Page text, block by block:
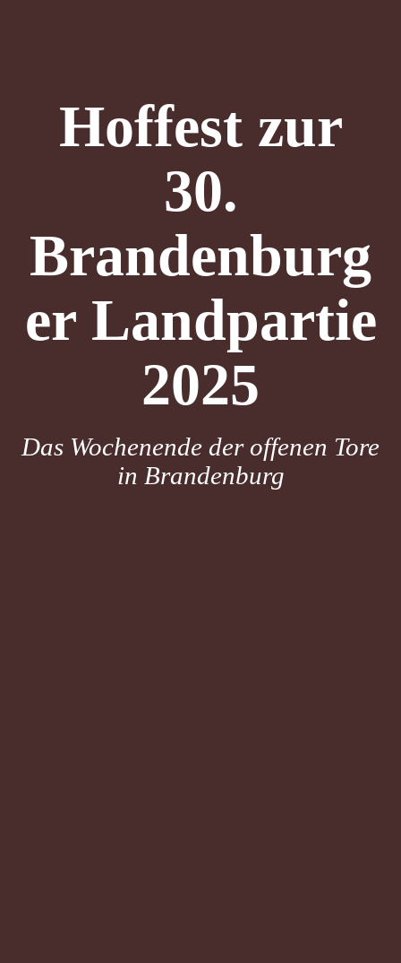
Hoffest zur
30.
Brandenburg
er Landpartie
2025
Das Wochenende der offenen Tore
in Brandenburg